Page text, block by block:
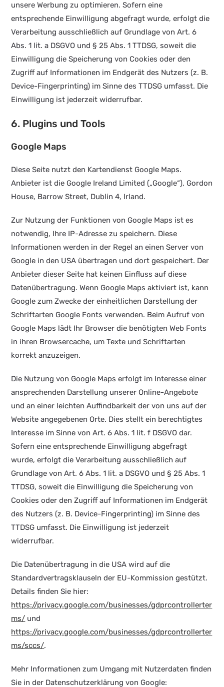
unsere Werbung zu optimieren. Sofern eine
entsprechende Einwilligung abgefragt wurde, erfolgt die
Verarbeitung ausschließlich auf Grundlage von Art. 6
Abs. 1 lit. a DSGVO und § 25 Abs. 1 TTDSG, soweit die
Einwilligung die Speicherung von Cookies oder den
Zugriff auf Informationen im Endgerät des Nutzers (z. B.
Device-Fingerprinting) im Sinne des TTDSG umfasst. Die
Einwilligung ist jederzeit widerrufbar.
6. Plugins und Tools
Google Maps
Diese Seite nutzt den Kartendienst Google Maps.
Anbieter ist die Google Ireland Limited („Google“), Gordon
House, Barrow Street, Dublin 4, Irland.
Zur Nutzung der Funktionen von Google Maps ist es
notwendig, Ihre IP-Adresse zu speichern. Diese
Informationen werden in der Regel an einen Server von
Google in den USA übertragen und dort gespeichert. Der
Anbieter dieser Seite hat keinen Einfluss auf diese
Datenübertragung. Wenn Google Maps aktiviert ist, kann
Google zum Zwecke der einheitlichen Darstellung der
Schriftarten Google Fonts verwenden. Beim Aufruf von
Google Maps lädt Ihr Browser die benötigten Web Fonts
in ihren Browsercache, um Texte und Schriftarten
korrekt anzuzeigen.
Die Nutzung von Google Maps erfolgt im Interesse einer
ansprechenden Darstellung unserer Online-Angebote
und an einer leichten Auffindbarkeit der von uns auf der
Website angegebenen Orte. Dies stellt ein berechtigtes
Interesse im Sinne von Art. 6 Abs. 1 lit. f DSGVO dar.
Sofern eine entsprechende Einwilligung abgefragt
wurde, erfolgt die Verarbeitung ausschließlich auf
Grundlage von Art. 6 Abs. 1 lit. a DSGVO und § 25 Abs. 1
TTDSG, soweit die Einwilligung die Speicherung von
Cookies oder den Zugriff auf Informationen im Endgerät
des Nutzers (z. B. Device-Fingerprinting) im Sinne des
TTDSG umfasst. Die Einwilligung ist jederzeit
widerrufbar.
Die Datenübertragung in die USA wird auf die
Standardvertragsklauseln der EU-Kommission gestützt.
Details finden Sie hier:
https://privacy.google.com/businesses/gdprcontrollerter
ms/ und
https://privacy.google.com/businesses/gdprcontrollerter
ms/sccs/.
Mehr Informationen zum Umgang mit Nutzerdaten finden
Sie in der Datenschutzerklärung von Google: